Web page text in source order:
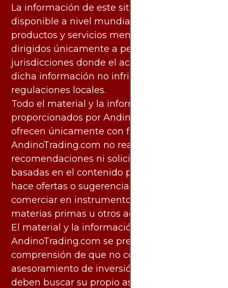
La información de este sitio web está
disponible a nivel mundial. Sin embargo, los
productos y servicios mencionados están
dirigidos únicamente a personas en
jurisdicciones donde el acceso y uso de
dicha información no infringe leyes o
regulaciones locales.
Todo el material y la información
proporcionados por AndinoTrading.com se
ofrecen únicamente con fines informativos.
AndinoTrading.com no realiza
recomendaciones ni solicita acciones
basadas en el contenido proporcionado, ni
hace ofertas o sugerencias para invertir o
comerciar en instrumentos financieros,
materias primas u otros activos.
El material y la información disponibles en
AndinoTrading.com se presentan con la
comprensión de que no constituyen
asesoramiento de inversión. Los usuarios
deben buscar su propio asesoramiento